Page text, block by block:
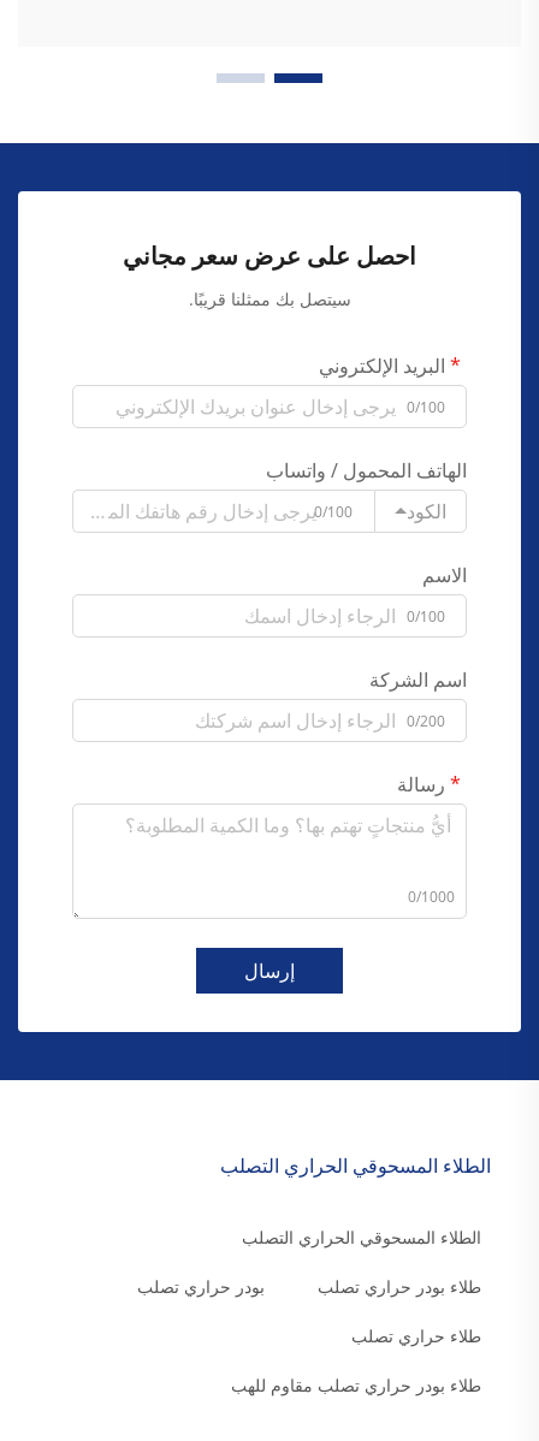
احصل على عرض سعر مجاني
سيتصل بك ممثلنا قريبًا.
البريد الإلكتروني
0/100
الهاتف المحمول / واتساب
الكود
0/100
الاسم
0/100
اسم الشركة
0/200
رسالة
0/1000
إرسال
الطلاء المسحوقي الحراري التصلب
الطلاء المسحوقي الحراري التصلب
طلاء بودر حراري تصلب بودر حراري تصلب
طلاء حراري تصلب
طلاء بودر حراري تصلب مقاوم للهب